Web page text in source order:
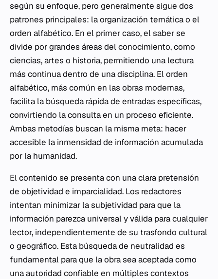
según su enfoque, pero generalmente sigue dos
patrones principales: la organización temática o el
orden alfabético. En el primer caso, el saber se
divide por grandes áreas del conocimiento, como
ciencias, artes o historia, permitiendo una lectura
más continua dentro de una disciplina. El orden
alfabético, más común en las obras modernas,
facilita la búsqueda rápida de entradas específicas,
convirtiendo la consulta en un proceso eficiente.
Ambas metodías buscan la misma meta: hacer
accesible la inmensidad de información acumulada
por la humanidad.
El contenido se presenta con una clara pretensión
de objetividad e imparcialidad. Los redactores
intentan minimizar la subjetividad para que la
información parezca universal y válida para cualquier
lector, independientemente de su trasfondo cultural
o geográfico. Esta búsqueda de neutralidad es
fundamental para que la obra sea aceptada como
una autoridad confiable en múltiples contextos